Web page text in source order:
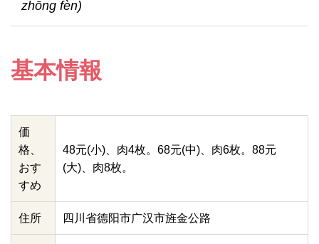
zhōng fèn)
基本情報
価
格、
おす
すめ
48元(小)、肉4枚。68元(中)、肉6枚。88元
(大)、肉8枚。
住所 四川省德阳市广汉市旌金公路